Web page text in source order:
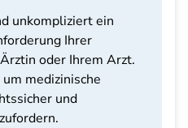
unkompliziert ein
Ihrer
oder Ihrem Arzt.
medizinische
und